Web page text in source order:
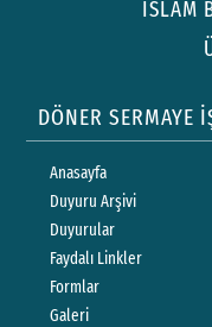
İSLAM
DÖNER SERMAYE
Anasayfa
Duyuru Arşivi
Duyurular
Faydalı Linkler
Formlar
Galeri